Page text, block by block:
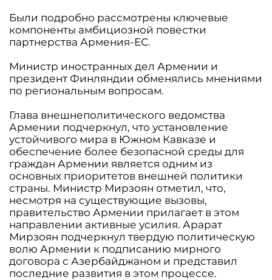
Были подробно рассмотрены ключевые
компоненты амбициозной повестки
партнерства Армения-ЕС.
Министр иностранных дел Армении и
президент Финляндии обменялись мнениями
по региональным вопросам.
Глава внешнеполитического ведомства
Армении подчеркнул, что установление
устойчивого мира в Южном Кавказе и
обеспечение более безопасной среды для
граждан Армении является одним из
основных приоритетов внешней политики
страны. Министр Мирзоян отметил, что,
несмотря на существующие вызовы,
правительство Армении прилагает в этом
направлении активные усилия. Арарат
Мирзоян подчеркнул твердую политическую
волю Армении к подписанию мирного
договора с Азербайджаном и представил
последние развития в этом процессе.